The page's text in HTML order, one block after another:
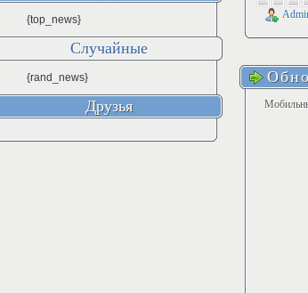
{top_news}
Случайные
{rand_news}
Друзья